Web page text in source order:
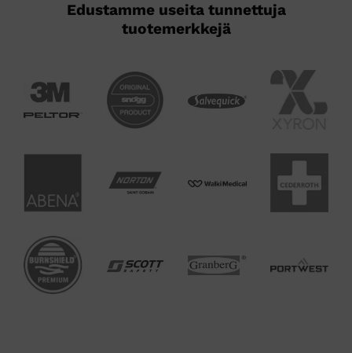
Edustamme useita tunnettuja
tuotemerkkejä